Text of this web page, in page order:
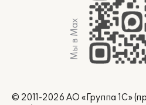
Мы в Max
© 2011-2026 АО «Группа 1С»